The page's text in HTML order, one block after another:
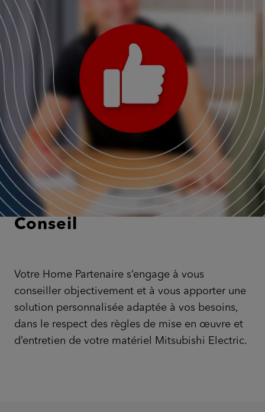
Conseil
Votre Home Partenaire s’engage à vous
conseiller objectivement et à vous apporter une
solution personnalisée adaptée à vos besoins,
dans le respect des règles de mise en œuvre et
d’entretien de votre matériel Mitsubishi Electric.